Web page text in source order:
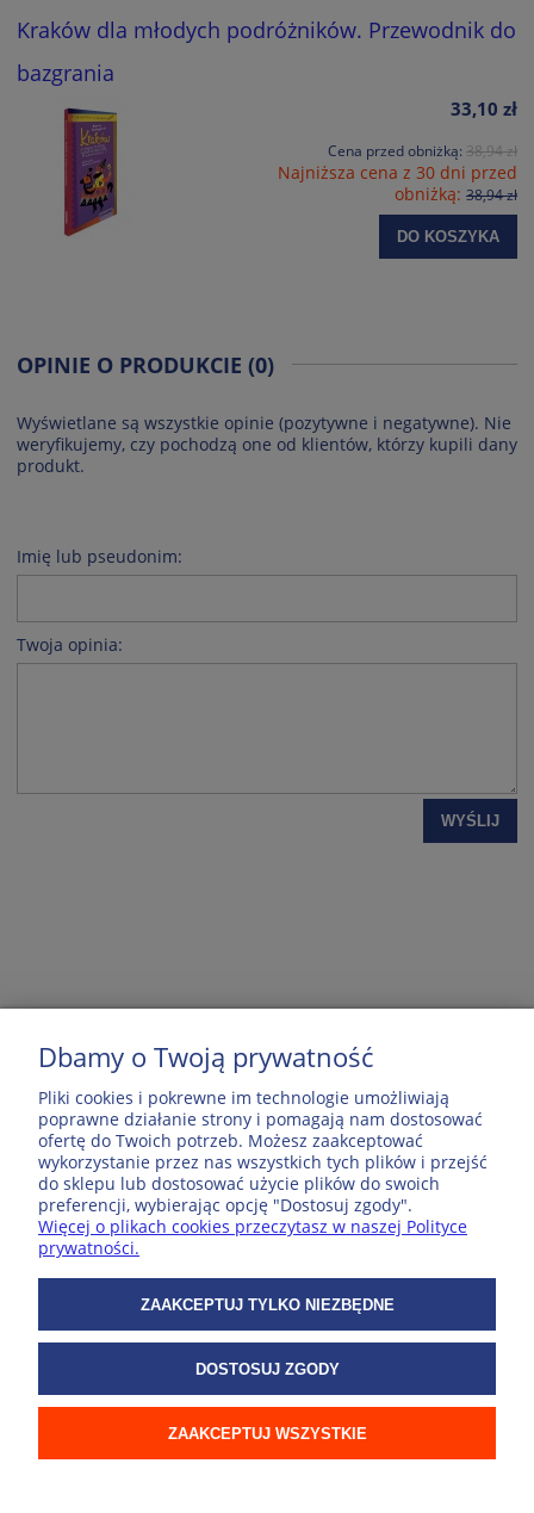
Kraków dla młodych podróżników. Przewodnik do
bazgrania
33,10 zł
Cena przed obniżką: 38,94 zł
Najniższa cena z 30 dni przed
obniżką: 38,94 zł
DO KOSZYKA
OPINIE O PRODUKCIE (0)
Wyświetlane są wszystkie opinie (pozytywne i negatywne). Nie
weryfikujemy, czy pochodzą one od klientów, którzy kupili dany
produkt.
Imię lub pseudonim:
Twoja opinia:
WYŚLIJ
MOJE KONTO
POPULARNE PRODUKTY
ZAKUPY
WSPÓŁPRACA
O NAS
© 2026 ExpressMap
Dbamy o Twoją prywatność
Pliki cookies i pokrewne im technologie umożliwiają
poprawne działanie strony i pomagają nam dostosować
ofertę do Twoich potrzeb. Możesz zaakceptować
wykorzystanie przez nas wszystkich tych plików i przejść
do sklepu lub dostosować użycie plików do swoich
preferencji, wybierając opcję "Dostosuj zgody".
Więcej o plikach cookies przeczytasz w naszej Polityce
prywatności.
ZAAKCEPTUJ TYLKO NIEZBĘDNE
DOSTOSUJ ZGODY
ZAAKCEPTUJ WSZYSTKIE